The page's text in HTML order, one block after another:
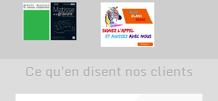
Ce qu'en disent nos clients